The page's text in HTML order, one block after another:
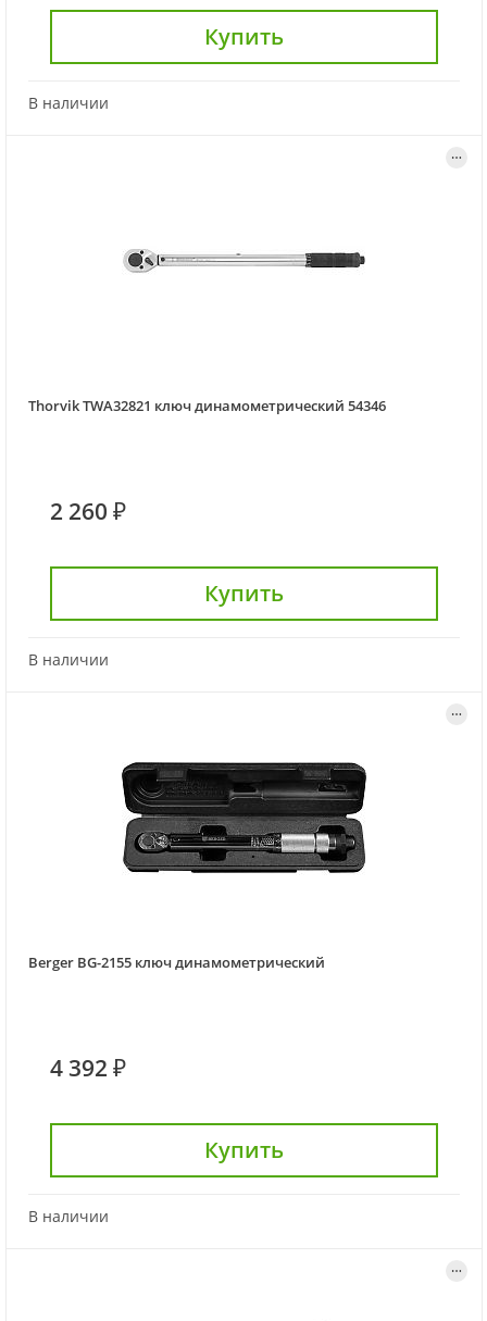
Купить
В наличии
Thorvik TWA32821 ключ динамометрический 54346
2 260 ₽
Купить
В наличии
Berger BG-2155 ключ динамометрический
4 392 ₽
Купить
В наличии